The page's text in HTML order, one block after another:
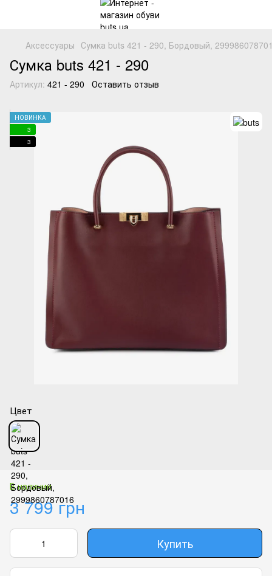
Аксессуары Сумка buts 421 - 290, Бордовый,
Сумка buts 421 - 290
Артикул: 421 - 290 Оставить отзыв
НОВИНКА
3
3
Цвет
В наличии
3 799 грн
Купить